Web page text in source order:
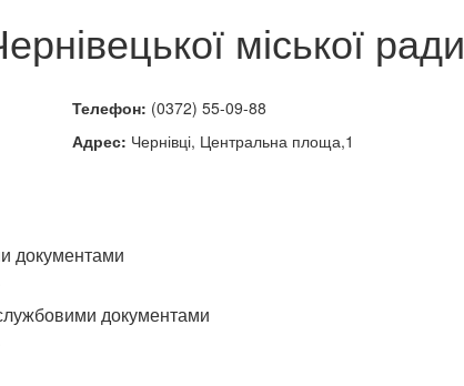
міської ради
Телефон: (0372) 55-09-88
Адрес: Чернівці, Центральна площа,1
документами
службовими документами